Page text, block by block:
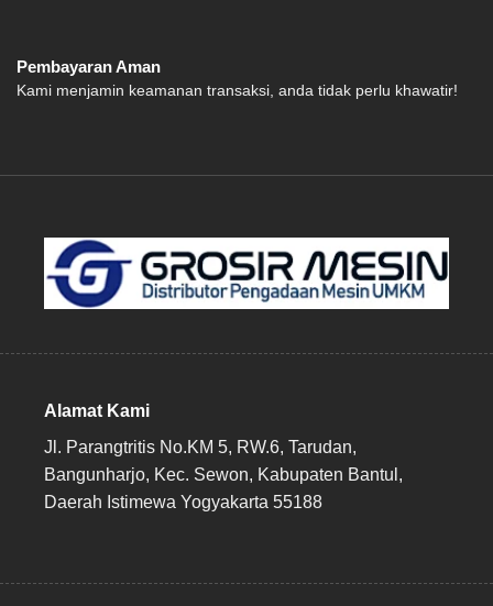
Pembayaran Aman
Kami menjamin keamanan transaksi, anda tidak perlu khawatir!
Alamat Kami
Jl. Parangtritis No.KM 5, RW.6, Tarudan,
Bangunharjo, Kec. Sewon, Kabupaten Bantul,
Daerah Istimewa Yogyakarta 55188